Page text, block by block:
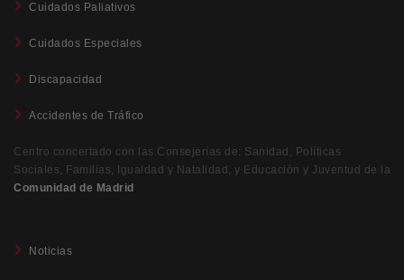
Cuidados Paliativos
Cuidados Especiales
Discapacidad
Accidentes de Tráfico
Centro concertado con las Consejerías de: Sanidad, Políticas
Sociales, Familias, Igualdad y Natalidad, y Educación y Juventud de la
Comunidad de Madrid
Noticias